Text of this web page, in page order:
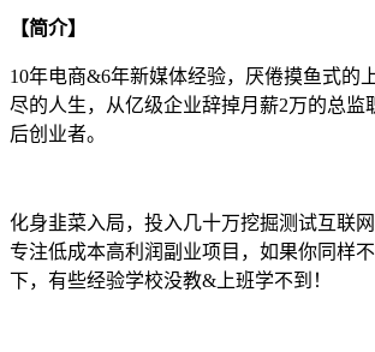
【简介】
10年电商&6年新媒体经验，厌倦摸鱼式的
尽的人生，从亿级企业辞掉月薪2万的总监
后创业者。
化身韭菜入局，投入几十万挖掘测试互联
专注低成本高利润副业项目，如果你同样
下，有些经验学校没教&上班学不到！